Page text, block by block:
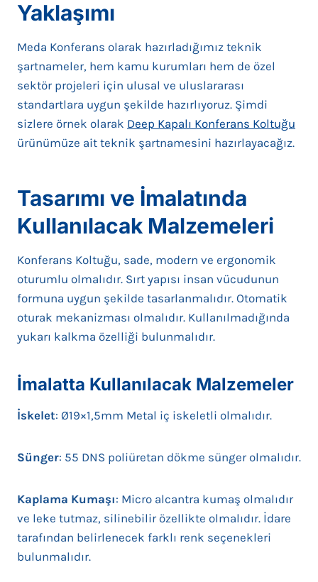
Yaklaşımı
Meda Konferans olarak hazırladığımız teknik
şartnameler, hem kamu kurumları hem de özel
sektör projeleri için ulusal ve uluslararası
standartlara uygun şekilde hazırlıyoruz. Şimdi
sizlere örnek olarak Deep Kapalı Konferans Koltuğu
ürünümüze ait teknik şartnamesini hazırlayacağız.
Tasarımı ve İmalatında
Kullanılacak Malzemeleri
Konferans Koltuğu, sade, modern ve ergonomik
oturumlu olmalıdır. Sırt yapısı insan vücudunun
formuna uygun şekilde tasarlanmalıdır. Otomatik
oturak mekanizması olmalıdır. Kullanılmadığında
yukarı kalkma özelliği bulunmalıdır.
İmalatta Kullanılacak Malzemeler
İskelet: Ø19×1,5mm Metal iç iskeletli olmalıdır.
Sünger: 55 DNS poliüretan dökme sünger olmalıdır.
Kaplama Kumaşı: Micro alcantra kumaş olmalıdır
ve leke tutmaz, silinebilir özellikte olmalıdır. İdare
tarafından belirlenecek farklı renk seçenekleri
bulunmalıdır.